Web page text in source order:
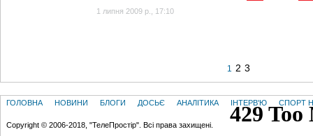
1 липня 2009 р., 17:10
1 2 3
ГОЛОВНА НОВИНИ БЛОГИ ДОСЬЄ АНАЛІТИКА ІНТЕРВ'Ю СПОРТ
Copyright © 2006-2018, "ТелеПростір". Всі права захищені.